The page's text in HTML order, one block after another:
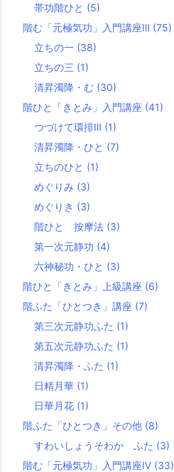
帯功階ひと (5)
階む「元極気功」入門講座Ⅲ (75)
立ちの一 (38)
立ちの三 (1)
清昇濁降・む (30)
階ひと「きとみ」入門講座 (41)
つづけて環排Ⅲ (1)
清昇濁降・ひと (7)
立ちのひと (1)
めぐりみ (3)
めぐりき (3)
階ひと 按摩法 (3)
第一次元静功 (4)
六神秘功・ひと (3)
階ひと「きとみ」上級講座 (6)
階ふた「ひとつき」講座 (7)
第三次元静功ふた (1)
第五次元静功ふた (1)
清昇濁降・ふた (1)
日精月華 (1)
日華月花 (1)
階ふた「ひとつき」その他 (8)
すわいしょうそわか ふた (3)
階む「元極気功」入門講座Ⅳ (33)